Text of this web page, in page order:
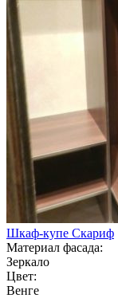
Шкаф-купе Скариф
Материал фасада:
Зеркало
Цвет:
Венге